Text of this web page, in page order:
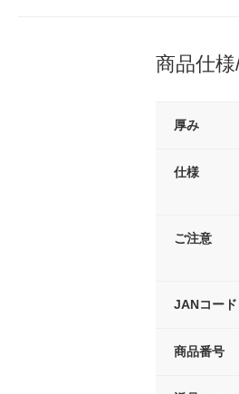
商品仕
厚み
仕様
ご注意
JANコード
商品番号